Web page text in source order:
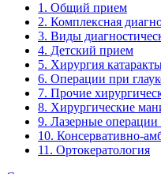
1. Общий прием
2. Комплексная
3. Виды
4. Детский прием
5. Хирургия
6. Операции при
7. Прочие
8. Хирургические
9. Лазерные операции
10. Консервативно-
11. Ортокератология